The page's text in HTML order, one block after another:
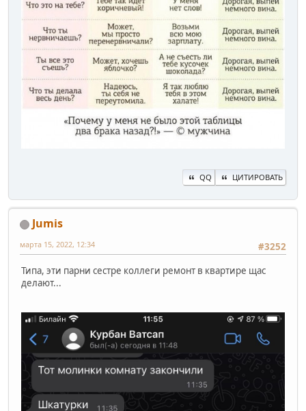
QQ ЦИТИРОВАТЬ
Jumis
#3252
марта 15, 2022, 12:34
Типа, эти парни сестре коллеги ремонт в квартире щас
делают...